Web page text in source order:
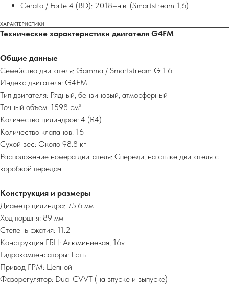
Cerato / Forte 4 (BD): 2018–н.в. (Smartstream 1.6)
ХАРАКТЕРИСТИКИ
Технические характеристики двигателя G4FM
Общие данные
Семейство двигателя: Gamma / Smartstream G 1.6
Индекс двигателя: G4FM
Тип двигателя: Рядный, бензиновый, атмосферный
Точный объем: 1598 см³
Количество цилиндров: 4 (R4)
Количество клапанов: 16
Сухой вес: Около 98.8 кг
Расположение номера двигателя: Спереди, на стыке двигателя с
коробкой передач
Конструкция и размеры
Диаметр цилиндра: 75.6 мм
Ход поршня: 89 мм
Степень сжатия: 11.2
Конструкция ГБЦ: Алюминиевая, 16v
Гидрокомпенсаторы: Есть
Привод ГРМ: Цепной
Фазорегулятор: Dual CVVT (на впуске и выпуске)